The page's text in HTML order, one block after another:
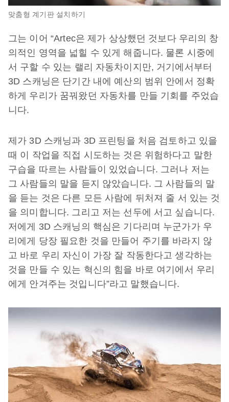
맞춤형 계기판 설치하기
그는 이어 “Artec은 제가 상상했던 것보다 우리의 창
의적인 영역을 넓힐 수 있게 해줍니다. 물론 시중에
서 구할 수 있는 랠리 자동차이지만, 거기에서부터
3D 스캐닝은 단기간 내에 예산의 범위 안에서 정확
하게 우리가 꿈꿔왔던 자동차를 만들 기회를 주었습
니다.
제가 3D 스캐닝과 3D 프린팅을 처음 검토하고 있을
때 이 작업을 직접 시도하는 것은 위험하다고 말한
구습을 따르는 사람들이 있었습니다. 그러나 저는
그 사람들의 말을 듣지 않았습니다. 그 사람들의 말
을 듣는 것은 다른 모든 사람에 뒤처져 줄 서 있는 것
을 의미합니다. 그리고 저는 선두에 서고 싶습니다.
저에게 3D 스캐닝의 핵심은 기다리며 누군가가 우
리에게 당장 필요한 것을 만들어 주기를 바라지 않
고 바로 우리 자신이 가장 잘 작동한다고 생각하는
것을 만들 수 있는 혁신의 힘을 바로 여기에서 우리
에게 안겨주는 것입니다”라고 말했습니다.